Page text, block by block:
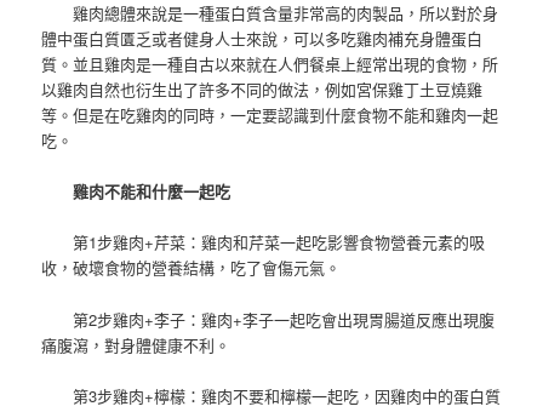
雞肉總體來說是一種蛋白質含量非常高的肉製品，所以對於身
體中蛋白質匱乏或者健身人士來說，可以多吃雞肉補充身體蛋白
質。並且雞肉是一種自古以來就在人們餐桌上經常出現的食物，所
以雞肉自然也衍生出了許多不同的做法，例如宮保雞丁土豆燒雞
等。但是在吃雞肉的同時，一定要認識到什麼食物不能和雞肉一起
吃。
雞肉不能和什麼一起吃
第1步雞肉+芹菜：雞肉和芹菜一起吃影響食物營養元素的吸
收，破壞食物的營養結構，吃了會傷元氣。
第2步雞肉+李子：雞肉+李子一起吃會出現胃腸道反應出現腹
痛腹瀉，對身體健康不利。
第3步雞肉+檸檬：雞肉不要和檸檬一起吃，因雞肉中的蛋白質